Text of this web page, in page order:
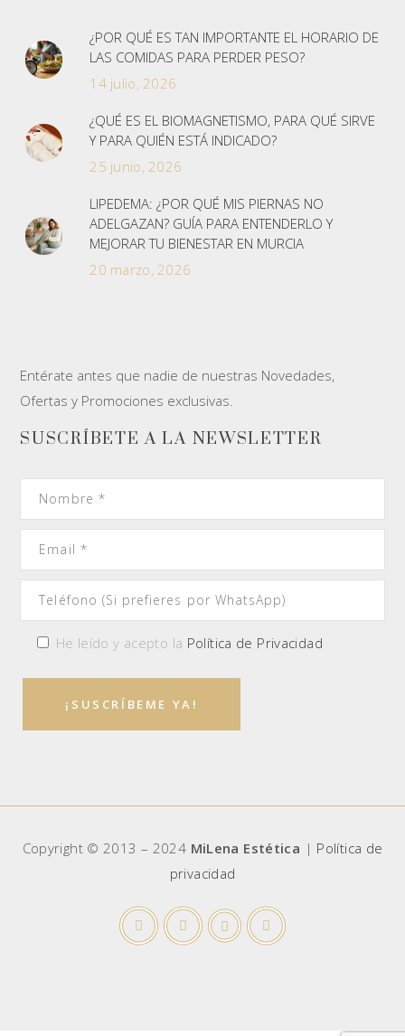
¿POR QUÉ ES TAN IMPORTANTE EL HORARIO DE
LAS COMIDAS PARA PERDER PESO?
14 julio, 2026
¿QUÉ ES EL BIOMAGNETISMO, PARA QUÉ SIRVE
Y PARA QUIÉN ESTÁ INDICADO?
25 junio, 2026
LIPEDEMA: ¿POR QUÉ MIS PIERNAS NO
ADELGAZAN? GUÍA PARA ENTENDERLO Y
MEJORAR TU BIENESTAR EN MURCIA
20 marzo, 2026
Entérate antes que nadie de nuestras Novedades,
Ofertas y Promociones exclusivas.
SUSCRÍBETE A LA NEWSLETTER
He leído y acepto la Política de Privacidad
Copyright © 2013 – 2024 MiLena Estética | Política de
privacidad